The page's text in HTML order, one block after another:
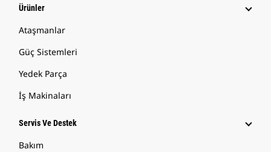
Ürünler
Ataşmanlar
Güç Sistemleri
Yedek Parça
İş Makinaları
Servis Ve Destek
Bakım